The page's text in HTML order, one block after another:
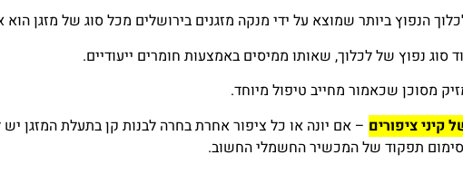
הנפוץ ביותר שמוצא על ידי מנקה מזגנים בירושלים מכל סוג של מזגן הוא
סוג נפוץ של לכלוך, שאותו ממיסים באמצעות חומרים ייעודיים.
מסוכן שכאמור מחייב טיפול מיוחד.
קיני ציפורים – אם יונה או כל ציפור אחרת בחרה לבנות קן בתעלת המזגן
תפקוד של המכשיר החשמלי החשוב.